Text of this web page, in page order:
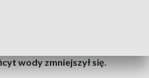
wody zmniejszył się.